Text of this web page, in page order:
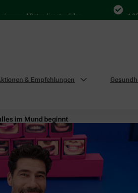
Botendienst wählen 4.000
& Empfehlungen
im Mund beginnt